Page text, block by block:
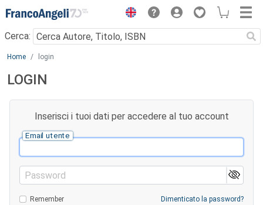
Menu
Cerca:
Main content
Home login
LOGIN
Inserisci i tuoi dati per accedere al tuo account
Email utente
Password
Remember Dimenticato la password?